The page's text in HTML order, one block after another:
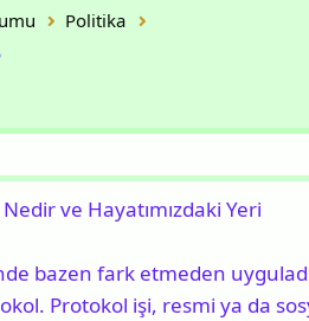
Politika
ve Hayatımızdaki Yeri
bazen fark etmeden
Protokol işi, resmi ya da